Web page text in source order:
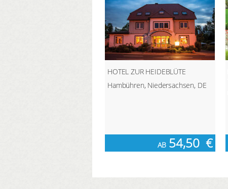
HOTEL ZUR HEIDEBLÜTE
Hambühren, Niedersachsen, DE
AB54,50 €